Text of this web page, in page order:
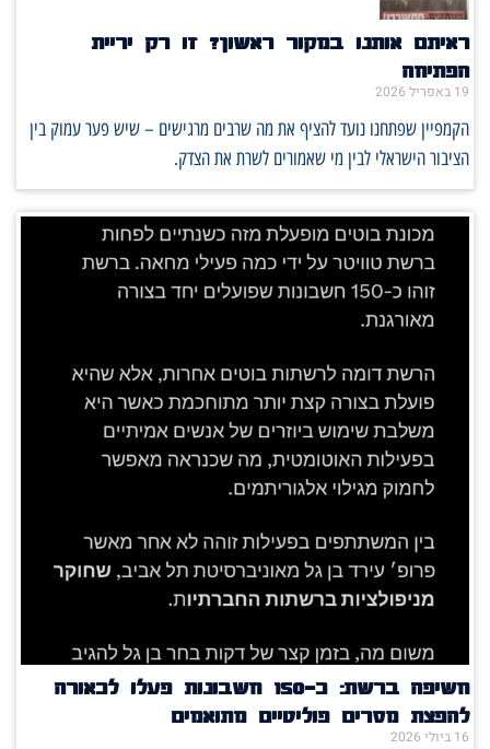
ראיתם אותנו במקור ראשון? זו רק יריית
הפתיחה
19 באפריל 2026
הקמפיין שפתחנו נועד להציף את מה שרבים מרגישים – שיש פער עמוק בין
הציבור הישראלי לבין מי שאמורים לשרת את הצדק.
חשיפה ברשת: כ־150 חשבונות פעלו לכאורה
להפצת מסרים פוליטיים מתואמים
16 ביולי 2026